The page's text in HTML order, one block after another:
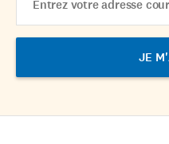
Address